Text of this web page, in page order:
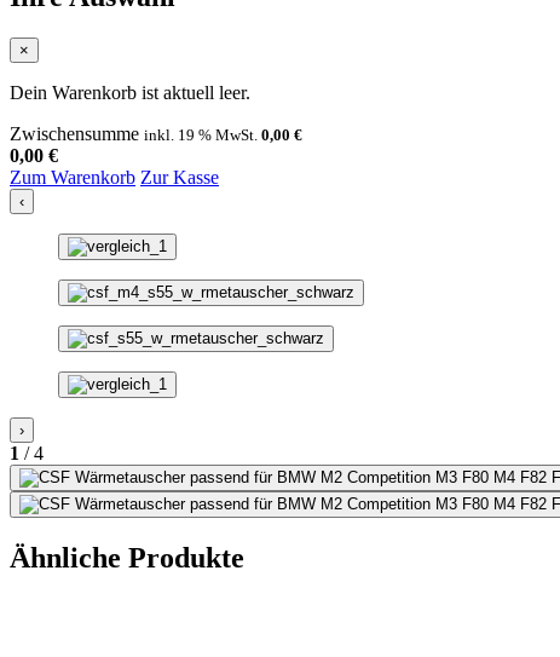
×
Dein Warenkorb ist aktuell leer.
Zwischensumme inkl. 19 % MwSt. 0,00 €
0,00 €
Zum Warenkorb Zur Kasse
‹
›
1 / 4
Ähnliche Produkte